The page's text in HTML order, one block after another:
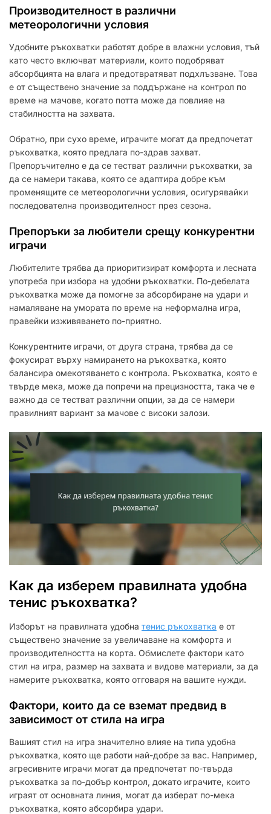
Производителност в различни
метеорологични условия
Удобните ръкохватки работят добре в влажни условия, тъй
като често включват материали, които подобряват
абсорбцията на влага и предотвратяват подхлъзване. Това
е от съществено значение за поддържане на контрол по
време на мачове, когато потта може да повлияе на
стабилността на захвата.
Обратно, при сухо време, играчите могат да предпочетат
ръкохватка, която предлага по-здрав захват.
Препоръчително е да се тестват различни ръкохватки, за
да се намери такава, която се адаптира добре към
променящите се метеорологични условия, осигурявайки
последователна производителност през сезона.
Препоръки за любители срещу конкурентни
играчи
Любителите трябва да приоритизират комфорта и лесната
употреба при избора на удобни ръкохватки. По-дебелата
ръкохватка може да помогне за абсорбиране на удари и
намаляване на умората по време на неформална игра,
правейки изживяването по-приятно.
Конкурентните играчи, от друга страна, трябва да се
фокусират върху намирането на ръкохватка, която
балансира омекотяването с контрола. Ръкохватка, която е
твърде мека, може да попречи на прецизността, така че е
важно да се тестват различни опции, за да се намери
правилният вариант за мачове с високи залози.
Как да изберем правилната удобна
тенис ръкохватка?
Изборът на правилната удобна тенис ръкохватка е от
съществено значение за увеличаване на комфорта и
производителността на корта. Обмислете фактори като
стил на игра, размер на захвата и видове материали, за да
намерите ръкохватка, която отговаря на вашите нужди.
Фактори, които да се вземат предвид в
зависимост от стила на игра
Вашият стил на игра значително влияе на типа удобна
ръкохватка, която ще работи най-добре за вас. Например,
агресивните играчи могат да предпочетат по-твърда
ръкохватка за по-добър контрол, докато играчите, които
играят от основната линия, могат да изберат по-мека
ръкохватка, която абсорбира удари.